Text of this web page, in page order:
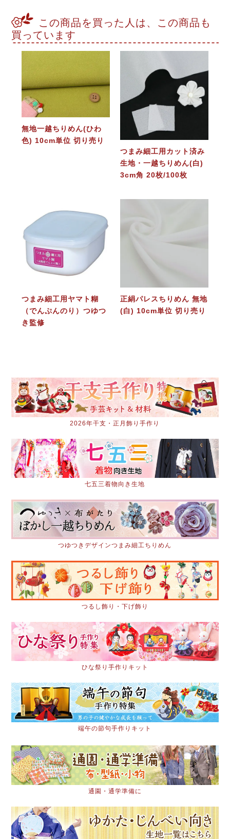
この商品を買った人は、この商品も
買っています
無地一越ちりめん(ひわ
色) 10cm単位 切り売り
つまみ細工用カット済み
生地・一越ちりめん(白)
3cm角 20枚/100枚
つまみ細工用ヤマト糊
（でんぷんのり）つゆつ
き監修
正絹パレスちりめん 無地
(白) 10cm単位 切り売り
2026年干支・正月飾り手作り
七五三着物向き生地
つゆつきデザインつまみ細工ちりめん
つるし飾り・下げ飾り
ひな祭り手作りキット
端午の節句手作りキット
通園・通学準備に